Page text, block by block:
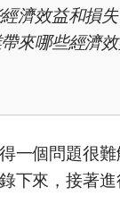
濟效益和損
來哪些經濟
一個問題很難
下來，接著進